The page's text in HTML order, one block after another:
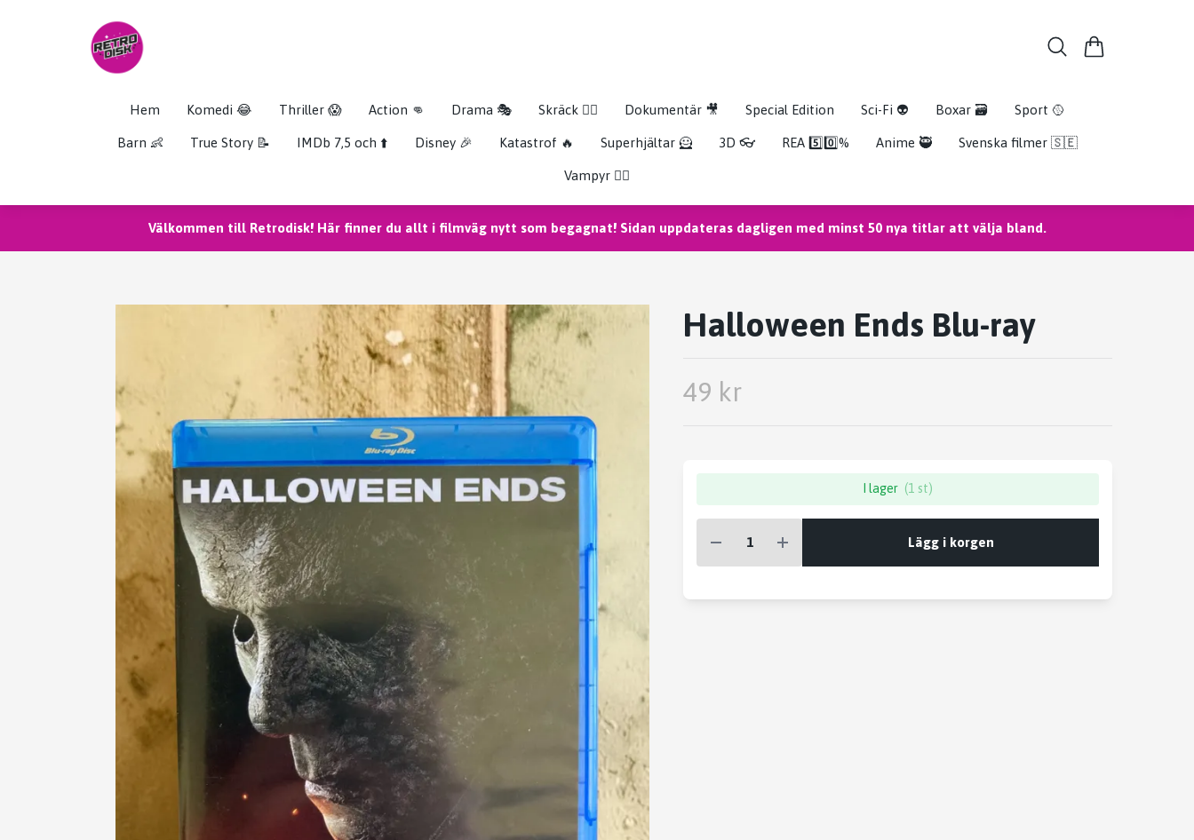
Hem Komedi 😂 Thriller 😱 Action 👊 Drama 🎭 Skräck 🧟‍♂️ Dokumentär 🎥 Special Edition Sci-Fi 👽 Boxar 🗃️ Sport 🥎
Barn 👶 True Story 📝 IMDb 7,5 och ⬆️ Disney 🎉 Katastrof 🔥 Superhjältar 🦸 3D 👓 REA 5️⃣0️⃣% Anime 🥷 Svenska filmer 🇸🇪
Vampyr 🧛‍♀️
Välkommen till Retrodisk! Här finner du allt i filmväg nytt som begagnat! Sidan uppdateras dagligen med minst 50 nya titlar att välja bland.
Halloween Ends Blu-ray
49 kr
I lager (1 st)
Lägg i korgen